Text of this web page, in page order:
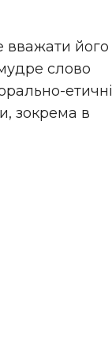
вважати його
слово
етичні
зокрема в